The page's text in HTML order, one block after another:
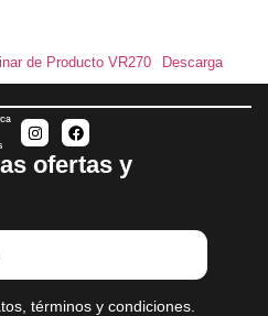
de Producto VR270 Descarga
ofertas y
términos y condiciones.